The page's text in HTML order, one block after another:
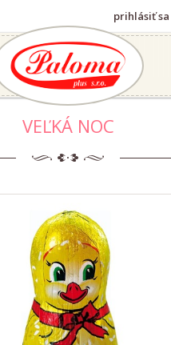
prihlásiť sa
VEĽKÁ NOC